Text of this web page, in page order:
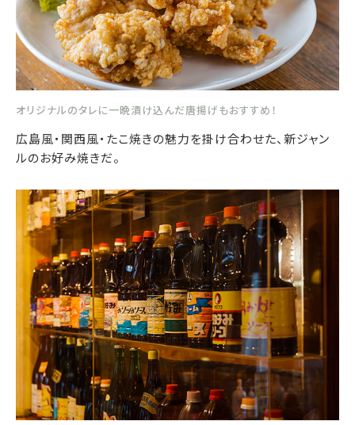
オリジナルのタレに一晩漬け込んだ唐揚げもおすすめ！
広島風・関西風・たこ焼きの魅力を掛け合わせた、新ジャン
ルのお好み焼きだ。